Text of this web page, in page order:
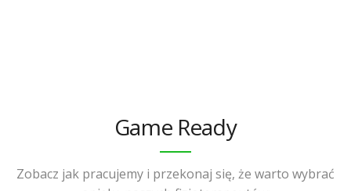
Game Ready
Zobacz jak pracujemy i przekonaj się, że warto wybrać